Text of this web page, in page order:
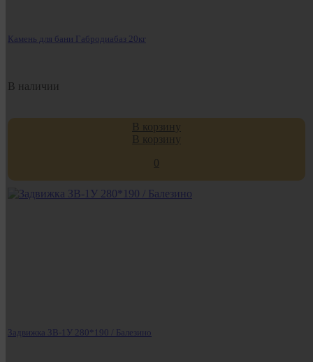
Камень для бани Габродиабаз 20кг
В наличии
В корзину
В корзину
0
Задвижка ЗВ-1У 280*190 / Балезино